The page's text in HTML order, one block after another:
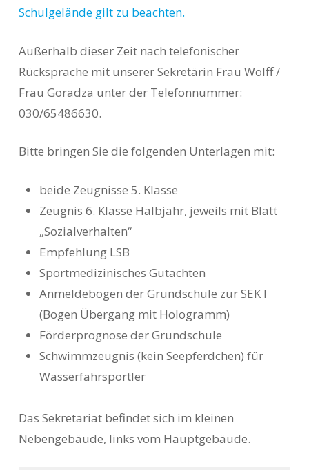
Schulgelände gilt zu beachten.
Außerhalb dieser Zeit nach telefonischer
Rücksprache mit unserer Sekretärin Frau Wolff /
Frau Goradza unter der Telefonnummer:
030/65486630.
Bitte bringen Sie die folgenden Unterlagen mit:
beide Zeugnisse 5. Klasse
Zeugnis 6. Klasse Halbjahr, jeweils mit Blatt
„Sozialverhalten“
Empfehlung LSB
Sportmedizinisches Gutachten
Anmeldebogen der Grundschule zur SEK I
(Bogen Übergang mit Hologramm)
Förderprognose der Grundschule
Schwimmzeugnis (kein Seepferdchen) für
Wasserfahrsportler
Das Sekretariat befindet sich im kleinen
Nebengebäude, links vom Hauptgebäude.